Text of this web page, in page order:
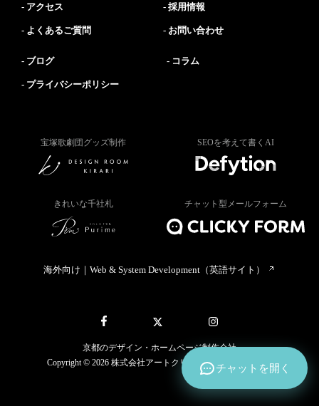
アクセス 採用情報
よくあるご質問 お問い合わせ
ブログ コラム
プライバシーポリシー
宝塚歌劇団グッズ制作 SEOを考えて書くAI
きれいな千社札 チャット型メールフォーム
海外向け｜Web & System Development（英語サイト）
京都のデザイン・ホームページ制作会社
Copyright © 2026 株式会社アートクリック All rights reserved.
チャットを開く